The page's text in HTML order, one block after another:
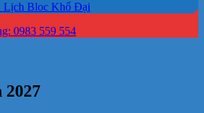
Lịch Bloc Khổ Đại
0983 559 554